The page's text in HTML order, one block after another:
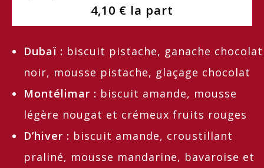
4,10 € la part
Dubaï : biscuit pistache, ganache chocolat
noir, mousse pistache, glaçage chocolat
Montélimar : biscuit amande, mousse
légère nougat et crémeux fruits rouges
D’hiver : biscuit amande, croustillant
praliné, mousse mandarine, bavaroise et